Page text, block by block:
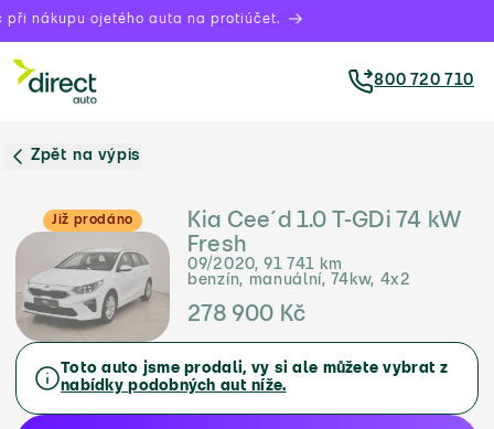
nákupu ojetého auta na protiúčet.
800 720 710
Zpět na výpis
Již prodáno
Kia Cee´d 1.0 T-GDi 74 kW
Fresh
09/2020, 91 741 km
benzín, manuální, 74kw, 4x2
278 900 Kč
Toto auto jsme prodali, vy si ale můžete vybrat z
nabídky podobných aut níže.